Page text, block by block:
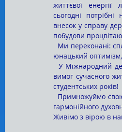
життєвої
сьогодні
внесок у справу
побудови
юнацький
вимог сучасного
студентських років!
гармонійного
Живімо з вірою в